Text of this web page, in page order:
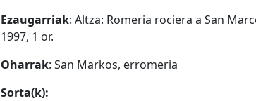
Ezaugarriak: Altza: Romeria rociera a San
1997, 1 or.
Oharrak: San Markos, erromeria
Sorta(k):